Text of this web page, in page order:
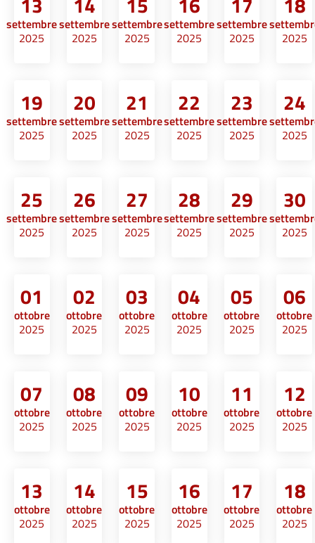
settembre
2025
settembre
2025
settembre
2025
settembre
2025
settembre
2025
2025
19
settembre
2025
20
settembre
2025
21
settembre
2025
22
settembre
2025
23
settembre
2025
24
2025
25
settembre
2025
26
settembre
2025
27
settembre
2025
28
settembre
2025
29
settembre
2025
30
2025
01
ottobre
2025
02
ottobre
2025
03
ottobre
2025
04
ottobre
2025
05
ottobre
2025
06
ottobre
2025
07
ottobre
2025
08
ottobre
2025
09
ottobre
2025
10
ottobre
2025
11
ottobre
2025
12
ottobre
2025
13
ottobre
2025
14
ottobre
2025
15
ottobre
2025
16
ottobre
2025
17
ottobre
2025
18
ottobre
2025